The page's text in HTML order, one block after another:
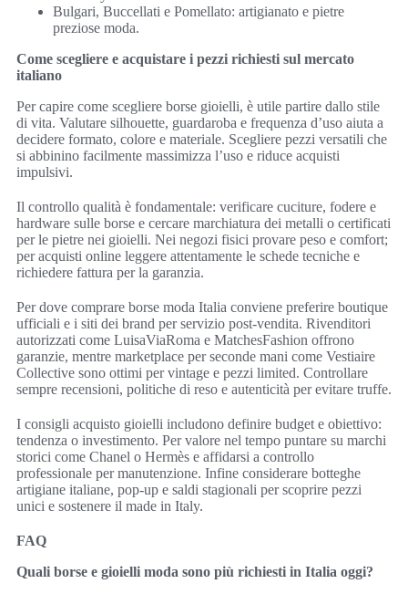
Bulgari, Buccellati e Pomellato: artigianato e pietre
preziose moda.
Come scegliere e acquistare i pezzi richiesti sul mercato
italiano
Per capire come scegliere borse gioielli, è utile partire dallo stile
di vita. Valutare silhouette, guardaroba e frequenza d’uso aiuta a
decidere formato, colore e materiale. Scegliere pezzi versatili che
si abbinino facilmente massimizza l’uso e riduce acquisti
impulsivi.
Il controllo qualità è fondamentale: verificare cuciture, fodere e
hardware sulle borse e cercare marchiatura dei metalli o certificati
per le pietre nei gioielli. Nei negozi fisici provare peso e comfort;
per acquisti online leggere attentamente le schede tecniche e
richiedere fattura per la garanzia.
Per dove comprare borse moda Italia conviene preferire boutique
ufficiali e i siti dei brand per servizio post-vendita. Rivenditori
autorizzati come LuisaViaRoma e MatchesFashion offrono
garanzie, mentre marketplace per seconde mani come Vestiaire
Collective sono ottimi per vintage e pezzi limited. Controllare
sempre recensioni, politiche di reso e autenticità per evitare truffe.
I consigli acquisto gioielli includono definire budget e obiettivo:
tendenza o investimento. Per valore nel tempo puntare su marchi
storici come Chanel o Hermès e affidarsi a controllo
professionale per manutenzione. Infine considerare botteghe
artigiane italiane, pop-up e saldi stagionali per scoprire pezzi
unici e sostenere il made in Italy.
FAQ
Quali borse e gioielli moda sono più richiesti in Italia oggi?